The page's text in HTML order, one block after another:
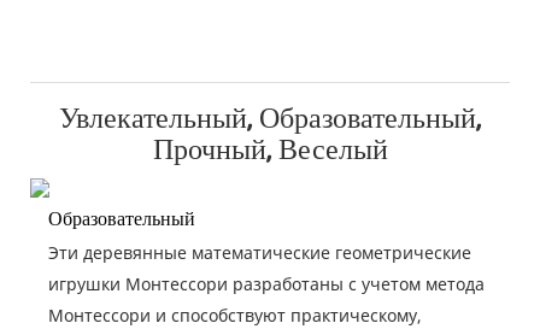
Увлекательный, Образовательный,
Прочный, Веселый
Образовательный
Эти деревянные математические геометрические
игрушки Монтессори разработаны с учетом метода
Монтессори и способствуют практическому,